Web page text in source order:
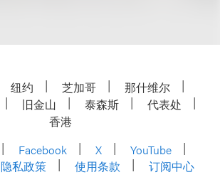
纽约 芝加哥
那什维尔
旧金山 泰森斯
代表处
香港
Facebook X
YouTube
隐私政策 使用条款 订阅中心